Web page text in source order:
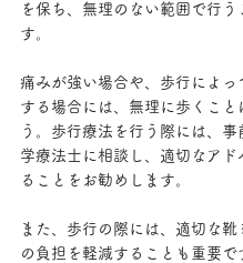
を保ち、無理のない範囲で行
す。
痛みが強い場合や、歩行によっ
する場合には、無理に歩くこと
う。歩行療法を行う際には、事
学療法士に相談し、適切なアド
ることをお勧めします。
また、歩行の際には、適切な靴
の負担を軽減することも重要で